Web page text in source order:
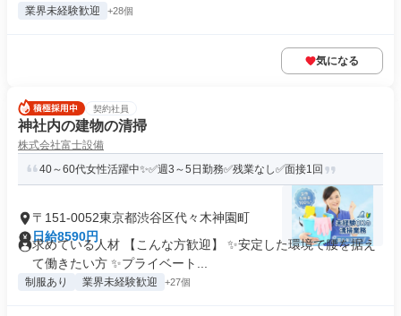
業界未経験歓迎 +28個
気になる
契約社員
神社内の建物の清掃
株式会社富士設備
40～60代女性活躍中✨✅週3～5日勤務✅残業なし✅面接1回
〒151-0052東京都渋谷区代々木神園町
日給8590円
求めている人材 【こんな方歓迎】 ✨安定した環境で腰を据え
て働きたい方 ✨プライベート...
制服あり 業界未経験歓迎 +27個